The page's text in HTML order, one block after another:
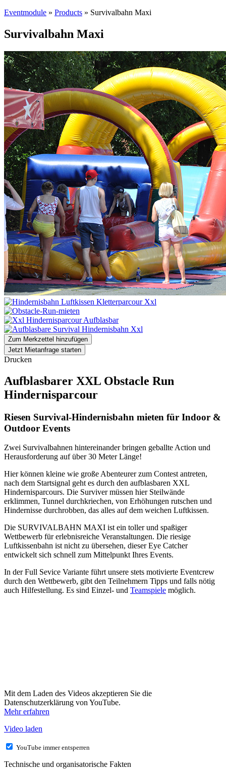
Eventmodule » Products » Survivalbahn Maxi
Survivalbahn Maxi
Zum Merkzettel hinzufügen
Jetzt Mietanfrage starten
Drucken
Aufblasbarer XXL Obstacle Run
Hindernisparcour
Riesen Survival-Hindernisbahn mieten für Indoor &
Outdoor Events
Zwei Survivalbahnen hintereinander bringen geballte Action und
Herausforderung auf über 30 Meter Länge!
Hier können kleine wie große Abenteurer zum Contest antreten,
nach dem Startsignal geht es durch den aufblasbaren XXL
Hindernisparcours. Die Surviver müssen hier Steilwände
erklimmen, Tunnel durchkriechen, von Erhöhungen rutschen und
Hindernisse durchrobben, das alles auf dem weichen Luftkissen.
Die SURVIVALBAHN MAXI ist ein toller und spaßiger
Wettbewerb für erlebnisreiche Veranstaltungen. Die riesige
Luftkissenbahn ist nicht zu übersehen, dieser Eye Catcher
entwickelt sich schnell zum Mittelpunkt Ihres Events.
In der Full Sevice Variante führt unsere stets motivierte Eventcrew
durch den Wettbewerb, gibt den Teilnehmern Tipps und falls nötig
auch Hilfestellung. Es sind Einzel- und Teamspiele möglich.
Mit dem Laden des Videos akzeptieren Sie die
Datenschutzerklärung von YouTube.
Mehr erfahren
Video laden
YouTube immer entsperren
Technische und organisatorische Fakten